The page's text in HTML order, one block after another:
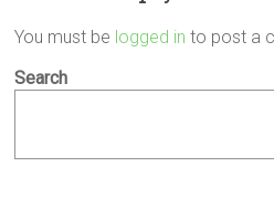
You must be logged in to post a
Search